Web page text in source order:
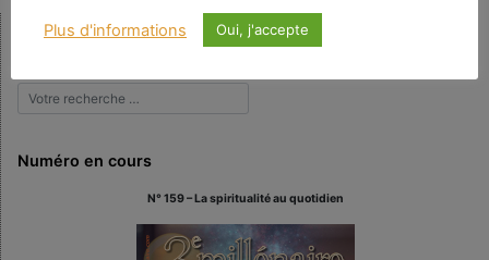
Numéro en cours
N° 159 – La spiritualité au quotidien
Plus d'informations Oui, j'accepte